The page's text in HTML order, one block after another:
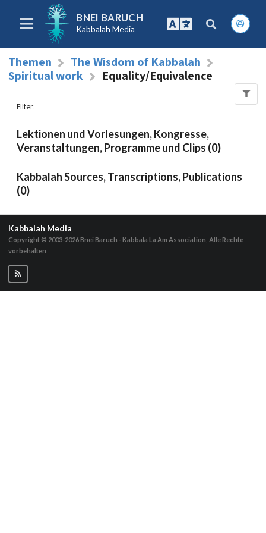
BNEI BARUCH
Kabbalah Media
Themen
The Wisdom of Kabbalah
Spiritual work
Equality/Equivalence
Filter:
Lektionen und Vorlesungen, Kongresse,
Veranstaltungen, Programme und Clips (0)
Kabbalah Sources, Transcriptions, Publications
(0)
Kabbalah Media
Copyright © 2003-2026Bnei Baruch - Kabbala La Am Association, Alle Rechte
vorbehalten